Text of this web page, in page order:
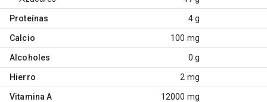
Proteínas 4 g
Calcio 100 mg
Alcoholes 0 g
Hierro 2 mg
Vitamina A 12000 mg